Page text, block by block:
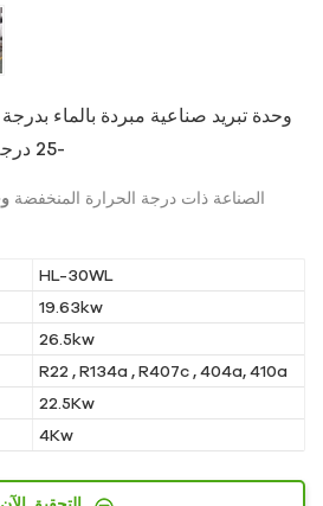
وحدة تبريد صناعية مبردة بالماء
-25 درجة مئوية وقدرة 30 حصان
الصناعة ذات درجة الحرارة المنخفضة
HL-30WL
19.63kw
26.5kw
R22 , R134a , R407c , 404a, 410a
22.5Kw
4Kw